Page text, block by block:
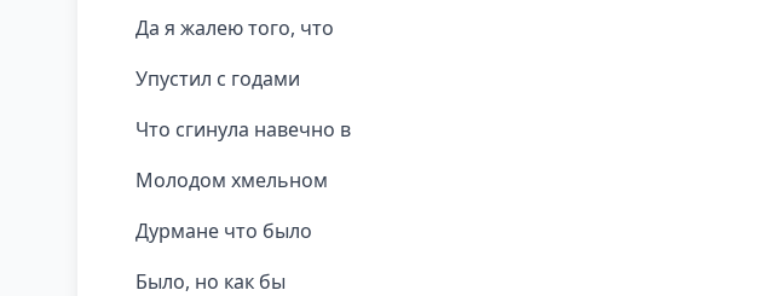
Да я жалею того, что
Упустил с годами
Что сгинула навечно в
Молодом хмельном
Дурмане что было
Было, но как бы